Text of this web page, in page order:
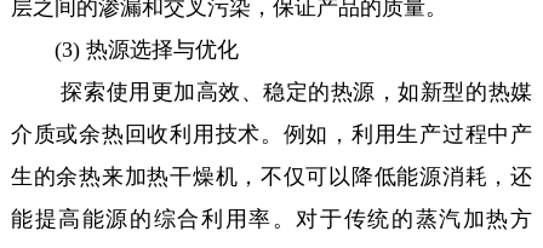
层之间的渗漏和交叉污染，保证产品的质量。
(3) 热源选择与优化
探索使用更加高效、稳定的热源，如新型的热媒
介质或余热回收利用技术。例如，利用生产过程中产
生的余热来加热干燥机，不仅可以降低能源消耗，还
能提高能源的综合利用率。对于传统的蒸汽加热方